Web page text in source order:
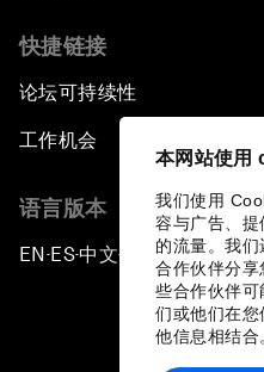
本网站使用
我们使用
容与广告、提
的流量。我
合作伙伴分
些合作伙伴
们或他们在
他信息相结合
快捷链接
论坛可持续性
工作机会
语言版本
EN ▪ES▪中文▪ 日本語